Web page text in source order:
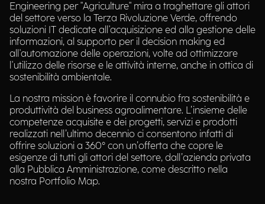
Engineering per "Agriculture" mira a traghettare gli attori
del settore verso la Terza Rivoluzione Verde, offrendo
soluzioni IT dedicate all'acquisizione ed alla gestione delle
informazioni, al supporto per il decision making ed
all'automazione delle operazioni, volte ad ottimizzare
l'utilizzo delle risorse e le attività interne, anche in ottica di
sostenibilità ambientale.
La nostra mission è favorire il connubio fra sostenibilità e
produttività del business agroalimentare. L’insieme delle
competenze acquisite e dei progetti, servizi e prodotti
realizzati nell’ultimo decennio ci consentono infatti di
offrire soluzioni a 360° con un’offerta che copre le
esigenze di tutti gli attori del settore, dall’azienda privata
alla Pubblica Amministrazione, come descritto nella
nostra Portfolio Map.